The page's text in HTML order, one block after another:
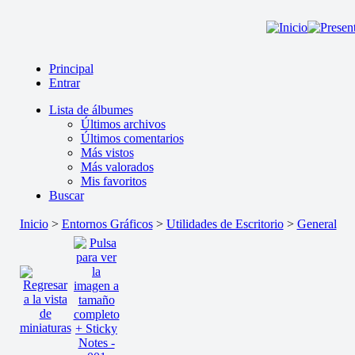
Principal
Entrar
Lista de álbumes
Últimos archivos
Últimos comentarios
Más vistos
Más valorados
Mis favoritos
Buscar
Inicio> Entornos Gráficos> Utilidades de Escritorio> General